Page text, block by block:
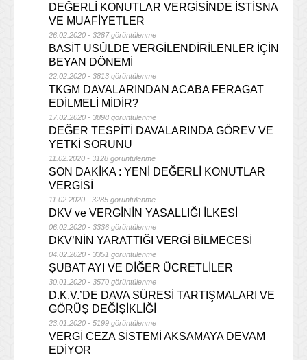
DEĞERLİ KONUTLAR VERGİSİNDE İSTİSNA
VE MUAFİYETLER
26.02.2020 - 3287 görüntülenme
BASİT USÛLDE VERGİLENDİRİLENLER İÇİN
BEYAN DÖNEMİ
22.02.2020 - 3813 görüntülenme
TKGM DAVALARINDAN ACABA FERAGAT
EDİLMELİ MİDİR?
17.02.2020 - 3898 görüntülenme
DEĞER TESPİTİ DAVALARINDA GÖREV VE
YETKİ SORUNU
11.02.2020 - 3128 görüntülenme
SON DAKİKA : YENİ DEĞERLİ KONUTLAR
VERGİSİ
11.02.2020 - 3285 görüntülenme
DKV ve VERGİNİN YASALLIĞI İLKESİ
06.02.2020 - 3336 görüntülenme
DKV’NİN YARATTIĞI VERGİ BİLMECESİ
04.02.2020 - 3351 görüntülenme
ŞUBAT AYI VE DİĞER ÜCRETLİLER
30.01.2020 - 3570 görüntülenme
D.K.V.’DE DAVA SÜRESİ TARTIŞMALARI VE
GÖRÜŞ DEĞİŞİKLİĞİ
23.01.2020 - 5199 görüntülenme
VERGİ CEZA SİSTEMİ AKSAMAYA DEVAM
EDİYOR